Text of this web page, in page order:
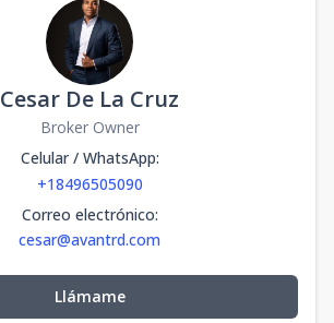
Cesar De La Cruz
Broker Owner
Celular / WhatsApp:
+18496505090
Correo electrónico:
cesar@avantrd.com
Llámame